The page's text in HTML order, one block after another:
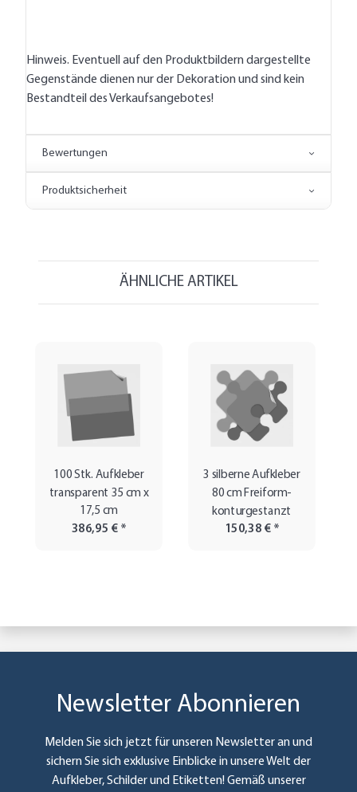
Hinweis. Eventuell auf den Produktbildern dargestellte
Gegenstände dienen nur der Dekoration und sind kein
Bestandteil des Verkaufsangebotes!
Bewertungen
Produktsicherheit
ÄHNLICHE ARTIKEL
100 Stk. Aufkleber
transparent 35 cm x
17,5 cm
386,95 € *
3 silberne Aufkleber
80 cm Freiform-
konturgestanzt
150,38 € *
Newsletter Abonnieren
Melden Sie sich jetzt für unseren Newsletter an und
sichern Sie sich exklusive Einblicke in unsere Welt der
Aufkleber, Schilder und Etiketten! Gemäß unserer